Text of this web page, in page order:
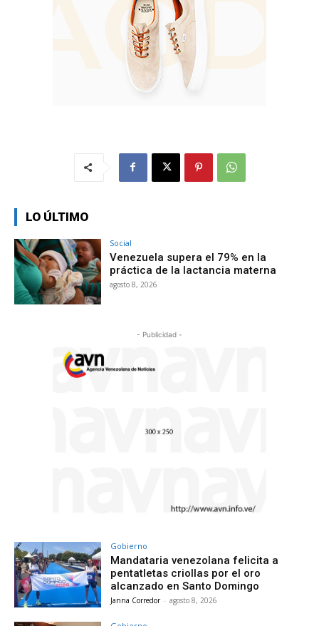
LO ÚLTIMO
Social
Venezuela supera el 79% en la
práctica de la lactancia materna
agosto 8, 2026
- Publicidad -
Gobierno
Mandataria venezolana felicita a
pentatletas criollas por el oro
alcanzado en Santo Domingo
Janna Corredor - agosto 8, 2026